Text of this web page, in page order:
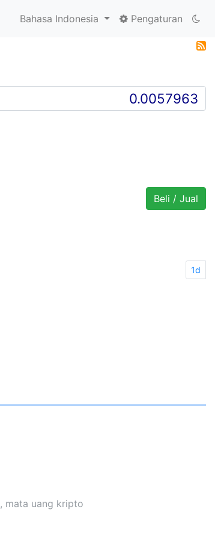
Bahasa Indonesia Pengaturan
Beli / Jual
1d
mata uang kripto